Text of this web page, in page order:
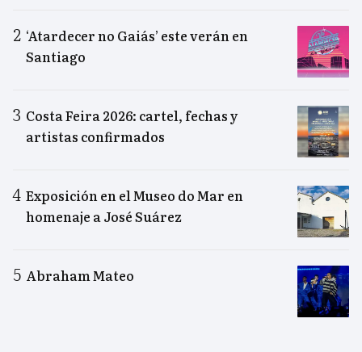
‘Atardecer no Gaiás’ este verán en
Santiago
Costa Feira 2026: cartel, fechas y
artistas confirmados
Exposición en el Museo do Mar en
homenaje a José Suárez
Abraham Mateo